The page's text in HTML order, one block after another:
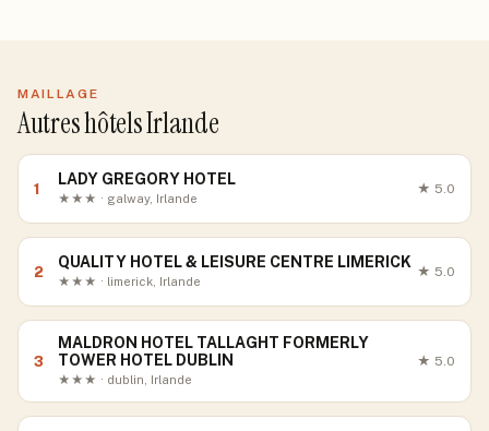
MAILLAGE
Autres hôtels Irlande
1
LADY GREGORY HOTEL
★★★ · galway, Irlande
★ 5.0
2
QUALITY HOTEL & LEISURE CENTRE LIMERICK
★★★ · limerick, Irlande
★ 5.0
3
MALDRON HOTEL TALLAGHT FORMERLY
TOWER HOTEL DUBLIN
★★★ · dublin, Irlande
★ 5.0